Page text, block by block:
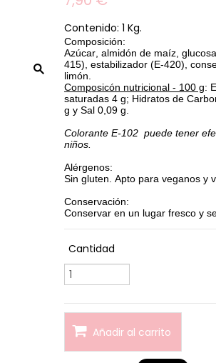
Contenido: 1 Kg.
Composición:
Azúcar, almidón de maíz,
415), estabilizador (E-420),
limón.
Composicón nutricional - 100 g:
saturadas 4 g; Hidratos de
g y Sal 0,09 g.
Colorante E-102 puede tener
niños.
Alérgenos:
Sin gluten. Apto para veganos y
Conservación:
Conservar en un lugar fresco y
Cantidad
Añadir al carrito